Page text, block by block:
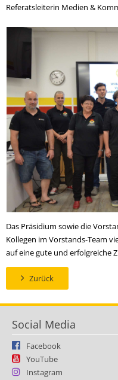
Referatsleiterin Medien &
Das Präsidium sowie die
Kollegen im Vorstands-Team
auf eine gute und erfolgreiche
Zurück
Social Media
Facebook
YouTube
Instagram